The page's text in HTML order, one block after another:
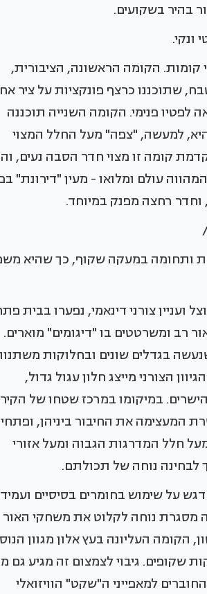
בהיר בשקועים.
ונקי.
קומות. הקומה הראשונה, הציבורית,
שתוכננו כרצף פונקציות על ציר
פנימי. הקומה השנייה תוכננה
המעטפת, כך שהיא, למעשה, "צפה" מעל החלל המצוי
קומה זו מצוי חדר הסבה נעים,
עולם ומלואו - מעין "דירונת"
רחצה מפנק במיוחד.
ותחומה במעקה שקוף, כך שהיא
ועניין צורני דינאמי, נפערו בבית
רב ומשרטטים בו "דיגומים" מוארים.
בגדלים שונים ובחלוקות
הצורני מייצג חלון עגול גדול,
במיקומו במרכז שטחו של הקיר
המעצימה את החיבור ביניהן, ופתחי
חלל המדרגות הגבוה ומעל אזורי
לבחינה נוחה של תכולתם.
על שימוש בחומרים בסיסיים
מסגרת נוחה לקלוט את משחקי האור
העליונה בעץ אלון מגוון
גיבוי לצמצום זה מגיע גם
למאפייני ה"שקט" הוויזואלי